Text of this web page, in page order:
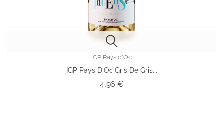
IGP Pays d'Oc
IGP Pays D'Oc Gris De Gris...
4,96 €Prix